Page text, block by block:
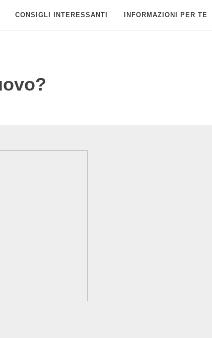
CONSIGLI INTERESSANTI INFORMAZIONI PER TE